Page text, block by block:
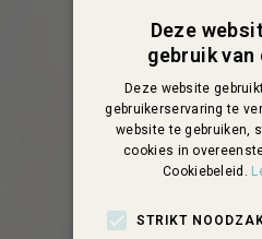
Deze
gebruik
Deze website
gebruikerservaring te
website te gebruiken,
cookies in
Cookiebeleid.
STRIKT